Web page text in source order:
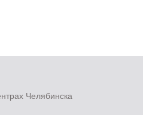
Челябинска